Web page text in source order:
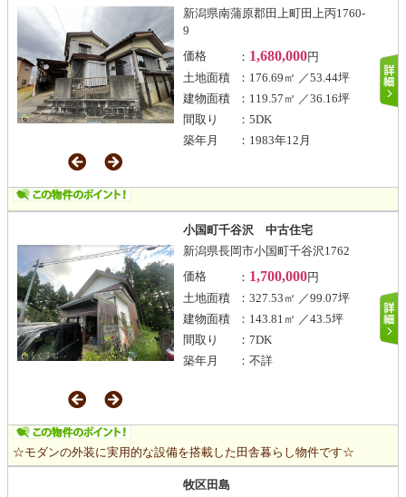
新潟県南蒲原郡田上町田上丙1760‐
9
価格
： 1,680,000円
土地面積
：176.69㎡ ／53.44坪
建物面積
：119.57㎡ ／36.16坪
間取り
：5DK
築年月
：1983年12月
小国町千谷沢 中古住宅
新潟県長岡市小国町千谷沢1762
価格
： 1,700,000円
土地面積
：327.53㎡ ／99.07坪
建物面積
：143.81㎡ ／43.5坪
間取り
：7DK
築年月
：不詳
☆モダンの外装に実用的な設備を搭載した田舎暮らし物件です☆
牧区田島